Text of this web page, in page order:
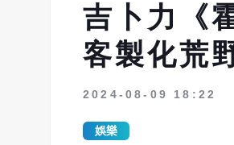
吉卜力《
客製化荒
2024-08-09 18:22
娛樂